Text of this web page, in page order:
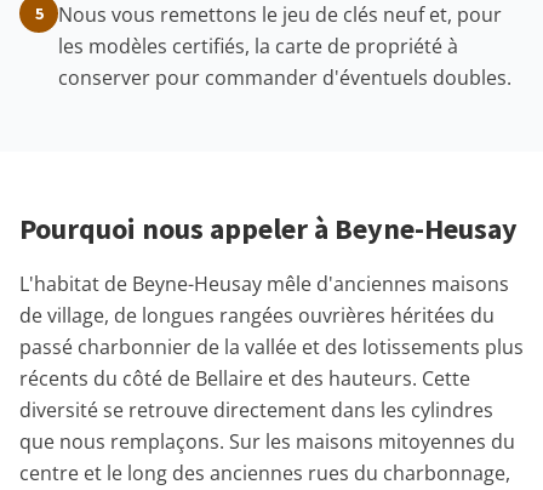
5
Nous vous remettons le jeu de clés neuf et, pour
les modèles certifiés, la carte de propriété à
conserver pour commander d'éventuels doubles.
Pourquoi nous appeler à Beyne-Heusay
L'habitat de Beyne-Heusay mêle d'anciennes maisons
de village, de longues rangées ouvrières héritées du
passé charbonnier de la vallée et des lotissements plus
récents du côté de Bellaire et des hauteurs. Cette
diversité se retrouve directement dans les cylindres
que nous remplaçons. Sur les maisons mitoyennes du
centre et le long des anciennes rues du charbonnage,